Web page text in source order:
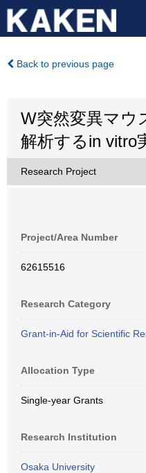
Back to previous page
W突然変異マウ
解析するin vitro
Research Project
Project/Area Number
62615516
Research Category
Grant-in-Aid for Scientific
Allocation Type
Single-year Grants
Research Institution
Osaka University